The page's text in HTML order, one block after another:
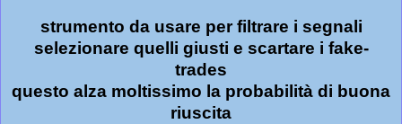
strumento da usare per filtrare i segnali
selezionare quelli giusti e scartare i fake-
trades
questo alza moltissimo la probabilità di buona
riuscita